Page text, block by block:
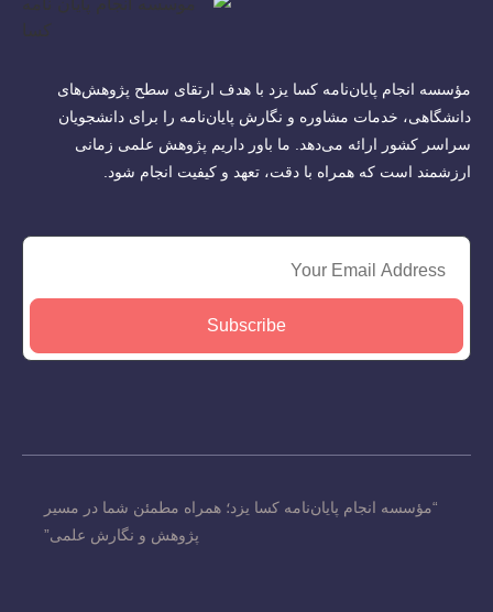
مؤسسه انجام پایان‌نامه کسا یزد با هدف ارتقای سطح پژوهش‌های
دانشگاهی، خدمات مشاوره و نگارش پایان‌نامه را برای دانشجویان
سراسر کشور ارائه می‌دهد. ما باور داریم پژوهش علمی زمانی
ارزشمند است که همراه با دقت، تعهد و کیفیت انجام شود.
Subscribe
“مؤسسه انجام پایان‌نامه کسا یزد؛ همراه مطمئن شما در مسیر
پژوهش و نگارش علمی”